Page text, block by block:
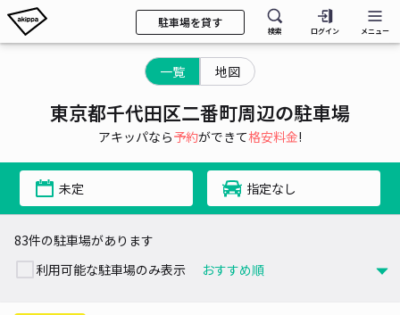
駐車場を貸す
検索 ログイン メニュー
一覧 地図
東京都千代田区二番町周辺の駐車場
アキッパなら予約ができて格安料金!
未定 指定なし
83件の駐車場があります
利用可能な駐車場のみ表示